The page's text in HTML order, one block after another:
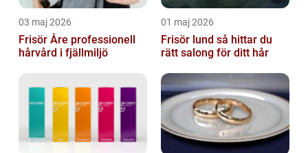
03 maj 2026
Frisör Åre professionell
hårvård i fjällmiljö
01 maj 2026
Frisör lund så hittar du
rätt salong för ditt hår